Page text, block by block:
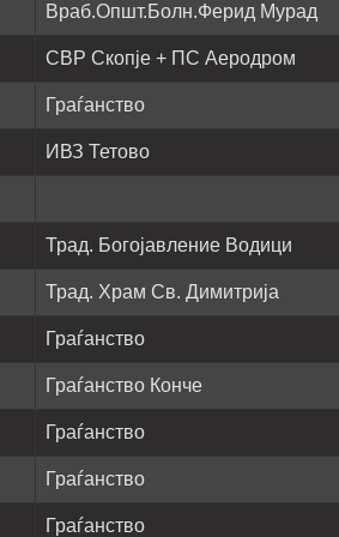
Враб.Општ.Болн.Ферид Мурад
СВР Скопје + ПС Аеродром
Граѓанство
ИВЗ Тетово
Трад. Богојавление Водици
Трад. Храм Св. Димитрија
Граѓанство
Граѓанство Конче
Граѓанство
Граѓанство
Граѓанство